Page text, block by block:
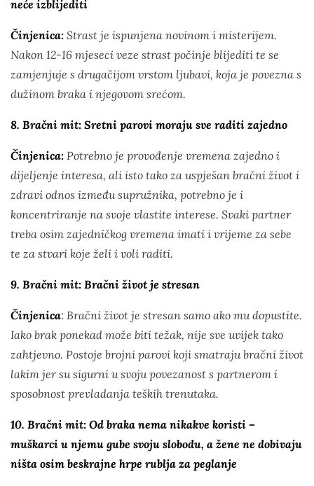
neće izblijediti
Činjenica: Strast je ispunjena novinom i misterijem.
Nakon 12-16 mjeseci veze strast počinje blijediti te se
zamjenjuje s drugačijom vrstom ljubavi, koja je povezna s
dužinom braka i njegovom srećom.
8. Bračni mit: Sretni parovi moraju sve raditi zajedno
Činjenica: Potrebno je provođenje vremena zajedno i
dijeljenje interesa, ali isto tako za uspješan bračni život i
zdravi odnos između supružnika, potrebno je i
koncentriranje na svoje vlastite interese. Svaki partner
treba osim zajedničkog vremena imati i vrijeme za sebe
te za stvari koje želi i voli raditi.
9. Bračni mit: Bračni život je stresan
Činjenica: Bračni život je stresan samo ako mu dopustite.
Iako brak ponekad može biti težak, nije sve uvijek tako
zahtjevno. Postoje brojni parovi koji smatraju bračni život
lakim jer su sigurni u svoju povezanost s partnerom i
sposobnost prevladanja teških trenutaka.
10. Bračni mit: Od braka nema nikakve koristi –
muškarci u njemu gube svoju slobodu, a žene ne dobivaju
ništa osim beskrajne hrpe rublja za peglanje